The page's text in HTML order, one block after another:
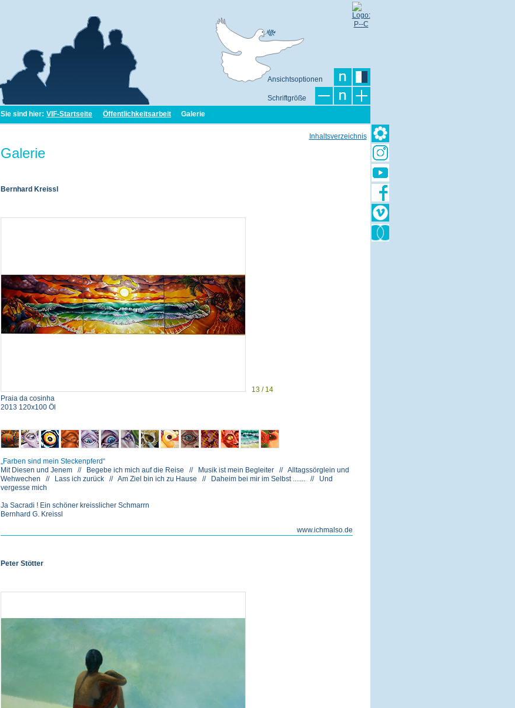
Ansichtsoptionen
Schriftgröße
Sie sind hier: VIF-Startseite Öffentlichkeitsarbeit Galerie
Inhaltsverzeichnis
Galerie
Bernhard Kreissl
13 / 14
Praia da cosinha
2013 120x100 Öl
Farben sind mein Steckenpferd
Mit Diesen und Jenem // Begebe ich mich auf die Reise // Musik ist mein Begleiter // Alltagssörglein und
Wehwechen // Lass ich zurück // Am Ziel bin ich zu Hause // Daheim bei mir im Selbst ....... // Und
vergesse mich
Ja Sacradi ! Ein schöner kreisslicher Schmarrn
Bernhard G. Kreissl
www.ichmalso.de
Peter Stötter